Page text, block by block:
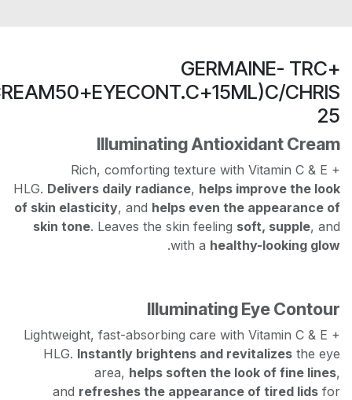
GERMAINE-
(CREAM50+EYECONT.C+15ML)C/
Illuminating Antioxidant
Rich, comforting texture with Vitamin C & E
HLG.Delivers daily radiance,helps improve the
of skin elasticity, andhelps even the appearance
skin tone. Leaves the skin feelingsoft, supple,
with ahealthy-looking
.
Illuminating Eye
Lightweight, fast-absorbing care with Vitamin C & E
HLG.Instantly brightens and revitalizesthe
area,helps soften the look of fine
andrefreshes the appearance of tired lids